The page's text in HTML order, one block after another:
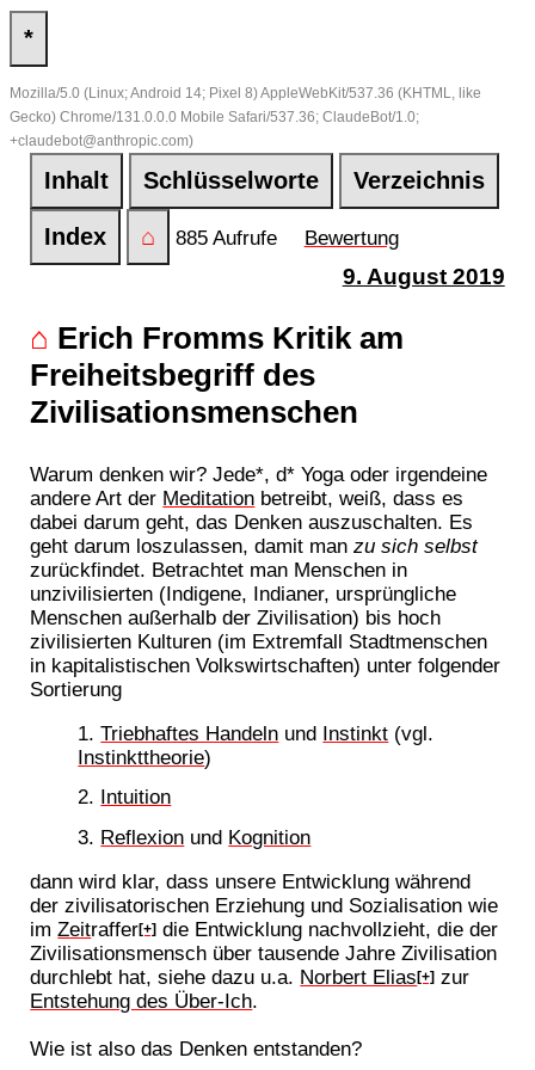
*
Mozilla/5.0 (Linux; Android 14; Pixel 8) AppleWebKit/537.36 (KHTML, like
Gecko) Chrome/131.0.0.0 Mobile Safari/537.36; ClaudeBot/1.0;
+claudebot@anthropic.com)
Inhalt Schlüsselworte Verzeichnis
Index ⌂ 885 Aufrufe Bewertung
9. August 2019
⌂ Erich Fromms Kritik am
Freiheitsbegriff des
Zivilisationsmenschen
Warum denken wir? Jede*, d* Yoga oder irgendeine
andere Art der Meditation betreibt, weiß, dass es
dabei darum geht, das Denken auszuschalten. Es
geht darum loszulassen, damit manzu sich selbst
zurückfindet. Betrachtet man Menschen in
unzivilisierten (Indigene, Indianer, ursprüngliche
Menschen außerhalb der Zivilisation) bis hoch
zivilisierten Kulturen (im Extremfall Stadtmenschen
in kapitalistischen Volkswirtschaften) unter folgender
Sortierung
Triebhaftes Handeln und Instinkt (vgl.
Instinkttheorie)
Intuition
Reflexion und Kognition
dann wird klar, dass unsere Entwicklung während
der zivilisatorischen Erziehung und Sozialisation wie
imZeitraffer[+] die Entwicklung nachvollzieht, die der
Zivilisationsmensch über tausende Jahre Zivilisation
durchlebt hat, siehe dazu u.a. Norbert Elias[+] zur
Entstehung des Über-Ich.
Wie ist also das Denken entstanden?